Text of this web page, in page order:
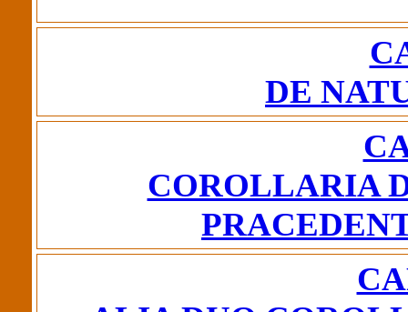
DE
COROLLARIA